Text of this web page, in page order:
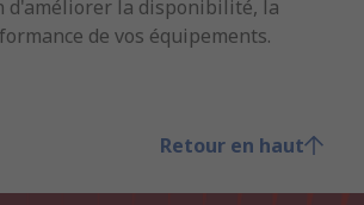
d'améliorer la disponibilité, la
de vos équipements.
Retour en haut